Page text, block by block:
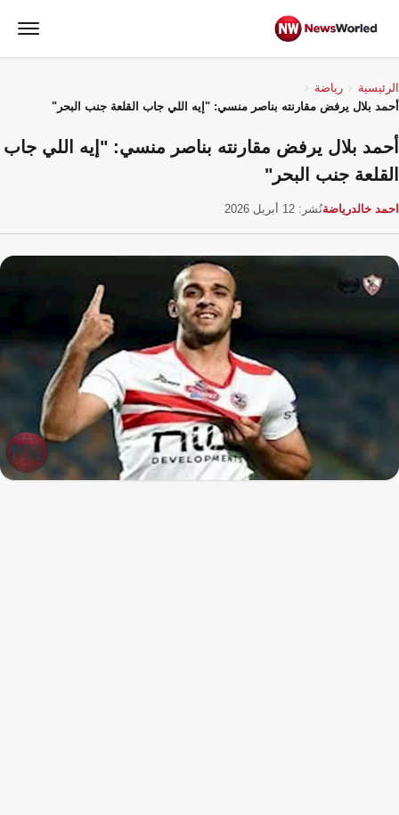
الرئيسية
رياضة
أحمد بلال يرفض مقارنته بناصر منسي: "إيه اللي جاب القلعة جنب البحر"
أحمد بلال يرفض مقارنته بناصر منسي: "إيه اللي جاب
القلعة جنب البحر"
احمد خالدرياضةنُشر: 12 أبريل 2026